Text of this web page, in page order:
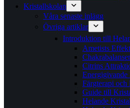
Kristallskolan
Våra senaste inlägg
Övriga artiklar
Introduktion till
Ametists
Citrins
Energigivande
Färgterapi
Guide till
Helande